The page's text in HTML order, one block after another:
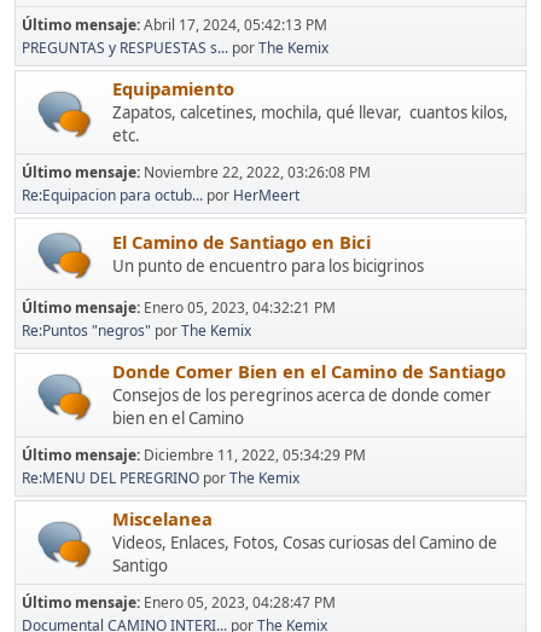
Último mensaje:Abril 17, 2024, 05:42:13 PM
PREGUNTAS y RESPUESTAS s... porThe Kemix
Equipamiento
Zapatos, calcetines, mochila, qué llevar, cuantos kilos,
etc.
Último mensaje: Noviembre 22, 2022, 03:26:08 PM
Re:Equipacion para octub... por HerMeert
El Camino de Santiago en Bici
Un punto de encuentro para los bicigrinos
Último mensaje: Enero 05, 2023, 04:32:21 PM
Re:Puntos "negros" porThe Kemix
Donde Comer Bien en el Camino de Santiago
Consejos de los peregrinos acerca de donde comer
bien en el Camino
Último mensaje: Diciembre 11, 2022, 05:34:29 PM
Re:MENU DEL PEREGRINO porThe Kemix
Miscelanea
Videos, Enlaces, Fotos, Cosas curiosas del Camino de
Santigo
Último mensaje: Enero 05, 2023, 04:28:47 PM
Documental CAMINO INTERI... porThe Kemix